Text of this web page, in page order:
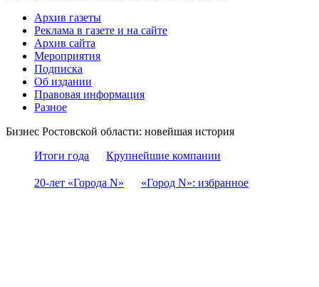
Архив газеты
Реклама в газете и на сайте
Архив сайта
Мероприятия
Подписка
Об издании
Правовая информация
Разное
Бизнес Ростовской области: новейшая история
Итоги года
Крупнейшие компании
20-лет «Города N» «Город N»: избранное